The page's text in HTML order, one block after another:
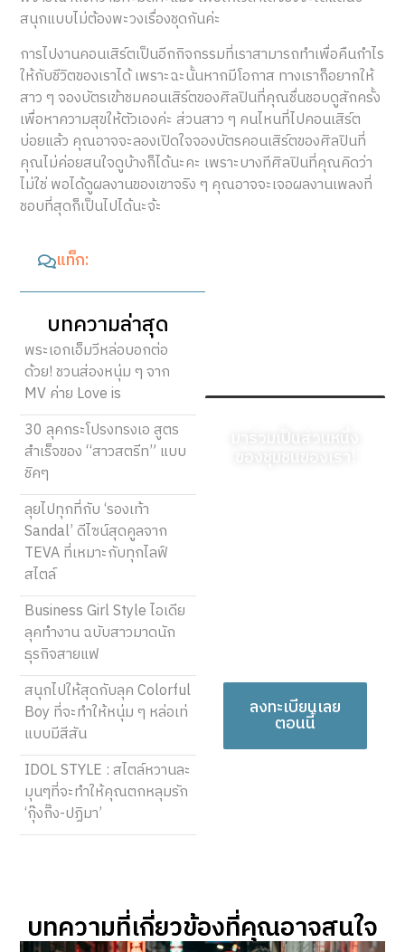
สนุกแบบไม่ต้องพะวงเรื่องชุดกันค่ะ
การไปงานคอนเสิร์ตเป็นอีกกิจกรรมที่เราสามารถทำเพื่อคืนกำไร
ให้กับชีวิตของเราได้ เพราะฉะนั้นหากมีโอกาส ทางเราก็อยากให้
สาว ๆ จองบัตรเข้าชมคอนเสิร์ตของศิลปินที่คุณชื่นชอบดูสักครั้ง
เพื่อหาความสุขให้ตัวเองค่ะ ส่วนสาว ๆ คนไหนที่ไปคอนเสิร์ต
บ่อยแล้ว คุณอาจจะลองเปิดใจจองบัตรคอนเสิร์ตของศิลปินที่
คุณไม่ค่อยสนใจดูบ้างก็ได้นะคะ เพราะบางทีศิลปินที่คุณคิดว่า
ไม่ใช่ พอได้ดูผลงานของเขาจริง ๆ คุณอาจจะเจอผลงานเพลงที่
ชอบที่สุดก็เป็นไปได้นะจ้ะ
แท็ก:
บทความล่าสุด
พระเอกเอ็มวีหล่อบอกต่อ
ด้วย! ชวนส่องหนุ่ม ๆ จาก
MV ค่าย Love is
30 ลุคกระโปรงทรงเอ สูตร
สำเร็จของ “สาวสตรีท” แบบ
ชิคๆ
ลุยไปทุกที่กับ ‘รองเท้า
Sandal’ ดีไซน์สุดคูลจาก
TEVA ที่เหมาะกับทุกไลฟ์
สไตล์
Business Girl Style ไอเดีย
ลุคทำงาน ฉบับสาวมาดนัก
ธุรกิจสายแฟ
สนุกไปให้สุดกับลุค Colorful
Boy ที่จะทำให้หนุ่ม ๆ หล่อเท่
แบบมีสีสัน
IDOL STYLE : สไตล์หวานละ
มุนๆที่จะทำให้คุณตกหลุมรัก
‘กุ๊งกิ๊ง-ปฏิมา’
ลงทะเบียนเลย
ตอนนี้
บทความที่เกี่ยวข้องที่คุณอาจสนใจ​